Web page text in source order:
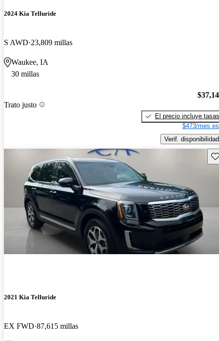
2024 Kia Telluride
S AWD 23,809 millas
Waukee, IA
30 millas
Trato justo
El precio incluye tasas
$473/mes
Verif. disponibilidad
2021 Kia Telluride
EX FWD 87,615 millas